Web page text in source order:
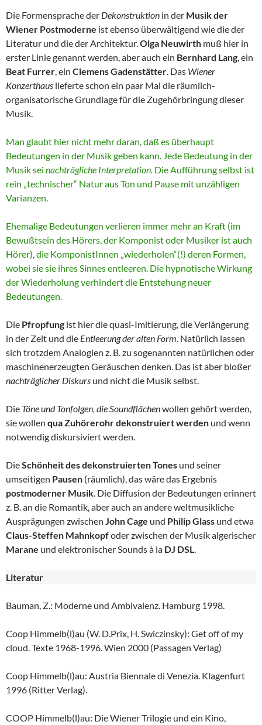
Die Formensprache der Dekonstruktion in der Musik der
Wiener Postmoderne ist ebenso überwältigend wie die der
Literatur und die der Architektur.Olga Neuwirth muß hier in
erster Linie genannt werden, aber auch ein Bernhard Lang, ein
Beat Furrer, ein Clemens Gadenstätter. Das Wiener
Konzerthaus lieferte schon ein paar Mal die räumlich-
organisatorische Grundlage für die Zugehörbringung dieser
Musik.
Man glaubt hier nicht mehr daran, daß es überhaupt
Bedeutungen in der Musik geben kann. Jede Bedeutung in der
Musik sei nachträgliche Interpretation. Die Aufführung selbst ist
rein „technischer“ Natur aus Ton und Pause mit unzähligen
Varianzen.
Ehemalige Bedeutungen verlieren immer mehr an Kraft (im
Bewußtsein des Hörers, der Komponist oder Musiker ist auch
Hörer), die KomponistInnen „wiederholen“(!) deren Formen,
wobei sie sie ihres Sinnes entleeren. Die hypnotische Wirkung
der Wiederholung verhindert die Entstehung neuer
Bedeutungen.
Die Pfropfung ist hier die quasi-Imitierung, die Verlängerung
in der Zeit und die Entleerung der alten Form. Natürlich lassen
sich trotzdem Analogien z. B. zu sogenannten natürlichen oder
maschinenerzeugten Geräuschen denken. Das ist aber bloßer
nachträglicher Diskurs und nicht die Musik selbst.
Die Töne und Tonfolgen, die Soundflächenwollen gehört werden,
sie wollen qua Zuhörerohr dekonstruiert werden und wenn
notwendig diskursiviert werden.
DieSchönheit des dekonstruierten Tones und seiner
umseitigen Pausen (räumlich), das wäre das Ergebnis
postmoderner Musik. Die Diffusion der Bedeutungen erinnert
z. B. an die Romantik, aber auch an andere weltmusikliche
Ausprägungen zwischen John Cage und Philip Glass und etwa
Claus-Steffen Mahnkopfoder zwischen der Musik algerischer
Marane und elektronischer Sounds à la DJ DSL.
Literatur
Bauman, Z.: Moderne und Ambivalenz. Hamburg 1998.
Coop Himmelb(l)au (W. D.Prix, H. Swiczinsky): Get off of my
cloud. Texte 1968-1996. Wien 2000 (Passagen Verlag)
Coop Himmelb(l)au: Austria Biennale di Venezia. Klagenfurt
1996 (Ritter Verlag).
COOP Himmelb(l)au: Die Wiener Trilogie und ein Kino,